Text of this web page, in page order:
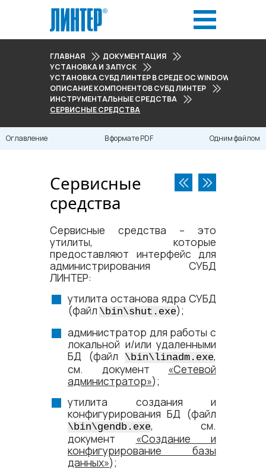
ГЛАВНАЯ
ДОКУМЕНТАЦИЯ
УСТАНОВКА И ЗАПУСК
УСТАНОВКА СУБД ЛИНТЕР В СРЕДЕ ОС WINDOWS
ОПИСАНИЕ КОМПОНЕНТОВ СУБД ЛИНТЕР
ИНСТРУМЕНТАЛЬНЫЕ СРЕДСТВА
СЕРВИСНЫЕ СРЕДСТВА
Оглавление В формате PDF Одним файлом
Сервисные
средства
Сервисные средства – это
утилиты, которые
предоставляют интерфейс для
администрирования СУБД
ЛИНТЕР:
утилита останова ядра СУБД
(файл \bin\shut.exe);
администратор для работы с
локальной и/или удаленными
БД (файл
\bin\linadm.exe,
см. документ «Сетевой
администратор»);
утилита создания и
конфигурирования БД (файл
\bin\gendb.exe, см.
документ «Создание и
конфигурирование базы
данных»);